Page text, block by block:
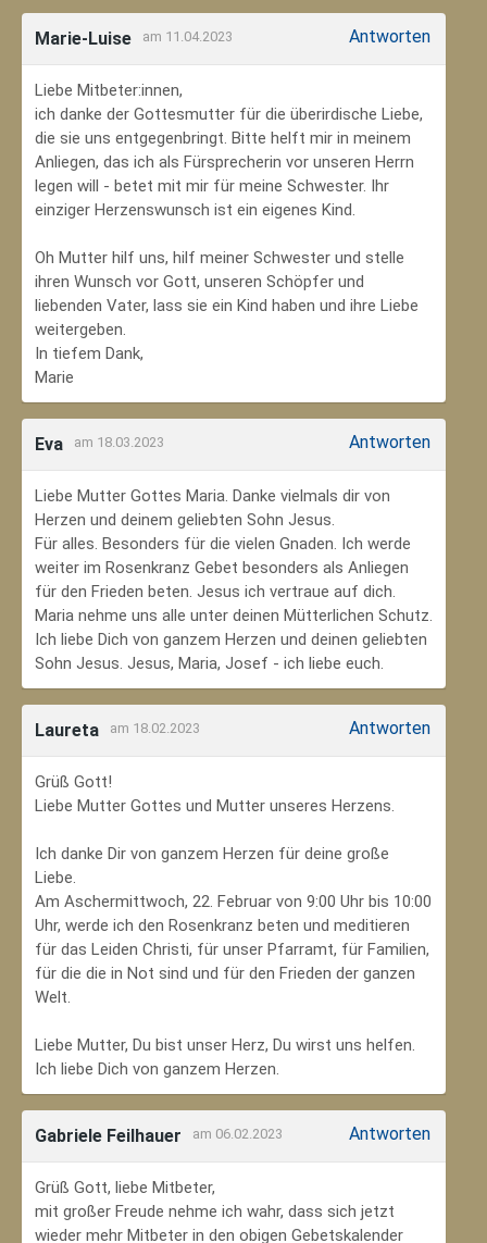
Marie-Luise am 11.04.2023 Antworten
Liebe Mitbeter:innen,
ich danke der Gottesmutter für die überirdische Liebe,
die sie uns entgegenbringt. Bitte helft mir in meinem
Anliegen, das ich als Fürsprecherin vor unseren Herrn
legen will - betet mit mir für meine Schwester. Ihr
einziger Herzenswunsch ist ein eigenes Kind.
Oh Mutter hilf uns, hilf meiner Schwester und stelle
ihren Wunsch vor Gott, unseren Schöpfer und
liebenden Vater, lass sie ein Kind haben und ihre Liebe
weitergeben.
In tiefem Dank,
Marie
Eva am 18.03.2023 Antworten
Liebe Mutter Gottes Maria. Danke vielmals dir von
Herzen und deinem geliebten Sohn Jesus.
Für alles. Besonders für die vielen Gnaden. Ich werde
weiter im Rosenkranz Gebet besonders als Anliegen
für den Frieden beten. Jesus ich vertraue auf dich.
Maria nehme uns alle unter deinen Mütterlichen Schutz.
Ich liebe Dich von ganzem Herzen und deinen geliebten
Sohn Jesus. Jesus, Maria, Josef - ich liebe euch.
Laureta am 18.02.2023 Antworten
Grüß Gott!
Liebe Mutter Gottes und Mutter unseres Herzens.
Ich danke Dir von ganzem Herzen für deine große
Liebe.
Am Aschermittwoch, 22. Februar von 9:00 Uhr bis 10:00
Uhr, werde ich den Rosenkranz beten und meditieren
für das Leiden Christi, für unser Pfarramt, für Familien,
für die die in Not sind und für den Frieden der ganzen
Welt.
Liebe Mutter, Du bist unser Herz, Du wirst uns helfen.
Ich liebe Dich von ganzem Herzen.
Gabriele Feilhauer am 06.02.2023 Antworten
Grüß Gott, liebe Mitbeter,
mit großer Freude nehme ich wahr, dass sich jetzt
wieder mehr Mitbeter in den obigen Gebetskalender